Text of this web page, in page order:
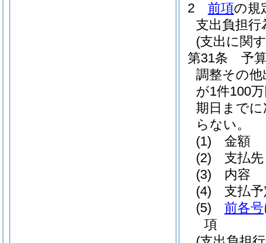
2
前項の規
支出負担行
(支出に関
第31条
予
調整その
が1件100
期日まで
らない。
(1)
金額
(2)
支払先
(3)
内容
(4)
支払
(5)
前各号
項